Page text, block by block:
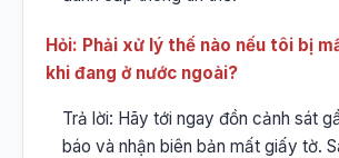
Hỏi: Phải xử lý thế nào nếu tôi bị
khi đang ở nước ngoài?
Trả lời: Hãy tới ngay đồn cảnh sát
báo và nhận biên bản mất giấy tờ.